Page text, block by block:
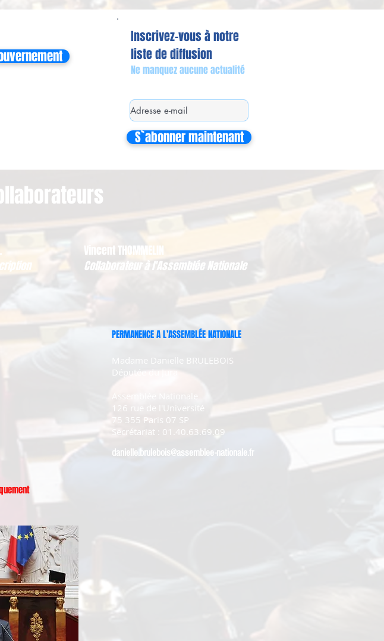
Inscrivez-vous à notre
liste de diffusion
Ne manquez aucune actualité
S`abonner maintenant
Vincent THOMMELIN
Collaborateur à l'Assemblée Nationale
PERMANENCE A L’ASSEMBLÉE NATIONALE
Madame Danielle BRULEBOIS
Députée du Jura
126 rue de l'Université
75 355 Paris 07 SP
Secrétariat : 01.40.63.69.09
danielle.brulebois@assemblee-nationale.fr